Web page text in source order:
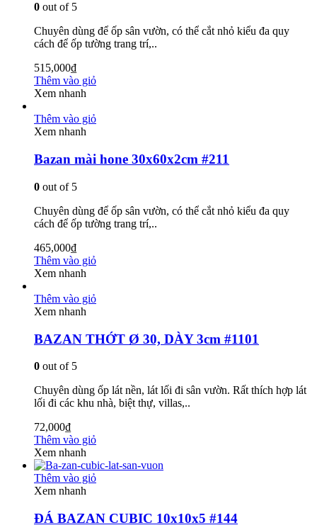
0 out of 5
Chuyên dùng để ốp sân vườn, có thể cắt nhỏ kiểu đa quy
cách để ốp tường trang trí,..
515,000₫
Thêm vào giỏ
Xem nhanh
Thêm vào giỏ
Xem nhanh
Bazan mài hone 30x60x2cm #211
0 out of 5
Chuyên dùng để ốp sân vườn, có thể cắt nhỏ kiểu đa quy
cách để ốp tường trang trí,..
465,000₫
Thêm vào giỏ
Xem nhanh
Thêm vào giỏ
Xem nhanh
BAZAN THỚT Ø 30, DÀY 3cm #1101
0 out of 5
Chuyên dùng ốp lát nền, lát lối đi sân vườn. Rất thích hợp lát
lối đi các khu nhà, biệt thự, villas,..
72,000₫
Thêm vào giỏ
Xem nhanh
Thêm vào giỏ
Xem nhanh
ĐÁ BAZAN CUBIC 10x10x5 #144